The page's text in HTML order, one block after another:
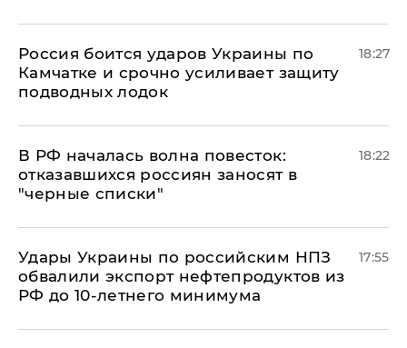
Россия боится ударов Украины по
Камчатке и срочно усиливает защиту
подводных лодок
18:27
​В РФ началась волна повесток:
отказавшихся россиян заносят в
"черные списки"
18:22
Удары Украины по российским НПЗ
обвалили экспорт нефтепродуктов из
РФ до 10-летнего минимума
17:55